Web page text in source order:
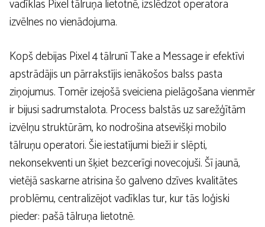
vadīklas Pixel tālruņa lietotnē, izslēdzot operatora
izvēlnes no vienādojuma.
Kopš debijas Pixel 4 tālrunī Take a Message ir efektīvi
apstrādājis un pārrakstījis ienākošos balss pasta
ziņojumus. Tomēr izejošā sveiciena pielāgošana vienmēr
ir bijusi sadrumstalota. Process balstās uz sarežģītām
izvēlņu struktūrām, ko nodrošina atsevišķi mobilo
tālruņu operatori. Šie iestatījumi bieži ir slēpti,
nekonsekventi un šķiet bezcerīgi novecojuši. Šī jaunā,
vietējā saskarne atrisina šo galveno dzīves kvalitātes
problēmu, centralizējot vadīklas tur, kur tās loģiski
pieder: pašā tālruņa lietotnē.